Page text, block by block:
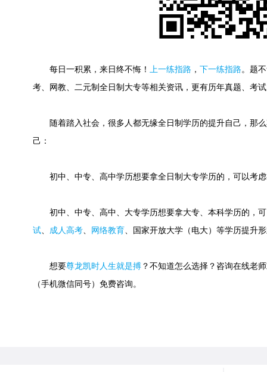
每日一积累，来日终不悔！ 上一练指路 ， 下一练指路。 题
考、网教、二元制全日制大专等相关资讯，更有历年真题、考
随着踏入社会，很多人都无缘全日制学历的提升自己，那么
己：
初中、中专、高中学历想要拿全日制大专学历的，可以考虑
初中、中专、高中、大专学历想要拿大专、本科学历的，可
试、 成人高考、 网络教育、国家开放大学（电大）等学历提升
想要尊龙凯时人生就是搏 ？不知道怎么选择？咨询在线老
（手机微信同号）免费咨询。